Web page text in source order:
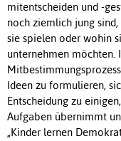
mitentscheiden und -
noch ziemlich jung sind,
sie spielen oder wohin
unternehmen möchten.
Ideen zu formulieren,
Entscheidung zu
Aufgaben übernimmt
„Kinder lernen